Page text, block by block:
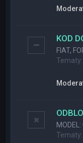
KOD
FIAT,
Tematy:
Tematy: